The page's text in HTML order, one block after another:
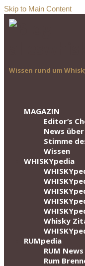
Skip to Main Content
Wissen rund um
MAGAZIN
Editor‘s
News über
Stimme
Wissen
WHISKYpedia
Whisky
RUMpedia
RUM News
Rum